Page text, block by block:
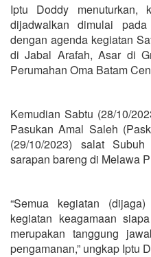
Iptu Doddy
dijadwalkan dimulai
dengan agenda kegiatan
di Jabal Arafah, Asar di
Perumahan Oma Batam
Kemudian Sabtu (28/10/
Pasukan Amal Saleh
(29/10/2023) salat
sarapan bareng di Melawa
“Semua kegiatan
kegiatan keagamaan
merupakan tanggung
pengamanan,” ungkap Iptu